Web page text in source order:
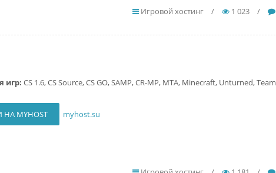
Игровой хостинг / 1 023 /
игр: CS 1.6, CS Source, CS GO, SAMP, CR-MP, MTA, Minecraft, Unturned, Team
MYHOST
myhost.su